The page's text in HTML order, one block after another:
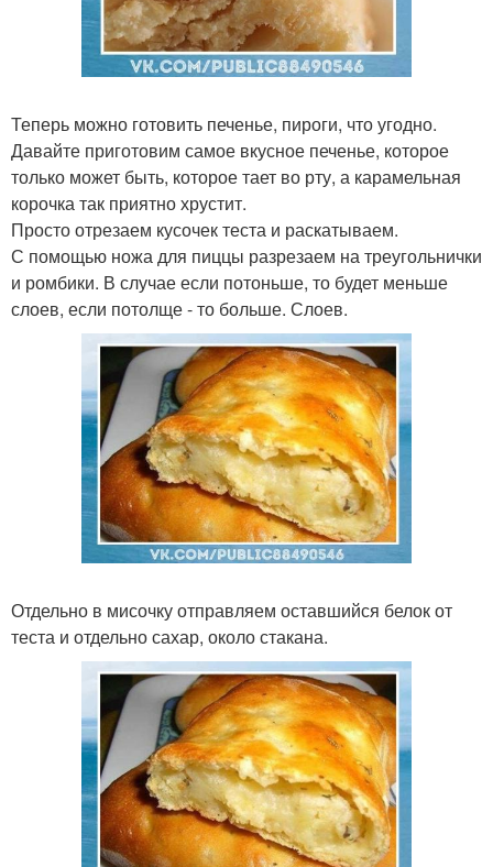
Теперь можно готовить печенье, пироги, что угодно.
Давайте приготовим самое вкусное печенье, которое
только может быть, которое тает во рту, а карамельная
корочка так приятно хрустит.
Просто отрезаем кусочек теста и раскатываем.
С помощью ножа для пиццы разрезаем на треугольнички
и ромбики. В случае если потоньше, то будет меньше
слоев, если потолще - то больше. Слоев.
Отдельно в мисочку отправляем оставшийся белок от
теста и отдельно сахар, около стакана.